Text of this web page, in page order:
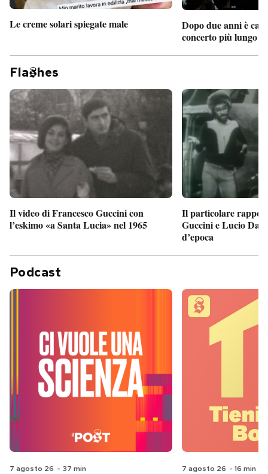
Le creme solari spiegate male
Dopo due anni è
concerto più lungo
Fla hes
Il video di Francesco Guccini con
l’eskimo «a Santa Lucia» nel 1965
Il particolare
Guccini e Lucio
d’epoca
Podcast
7 agosto 26 - 37 min 7 agosto 26 - 16 min